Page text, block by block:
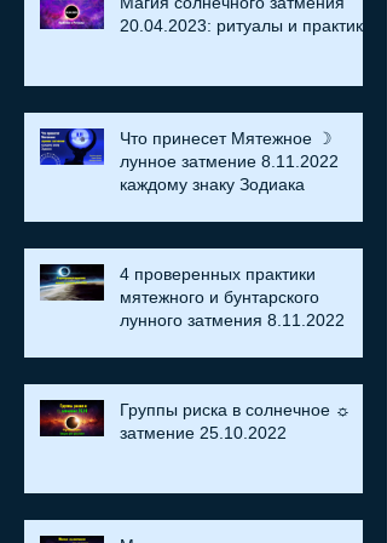
20.04.2023: ритуалы и практики
Что принесет Мятежное ☽
лунное затмение 8.11.2022
каждому знаку Зодиака
4 проверенных практики
мятежного и бунтарского
лунного затмения 8.11.2022
Группы риска в солнечное ☼
затмение​ 25.10.2022